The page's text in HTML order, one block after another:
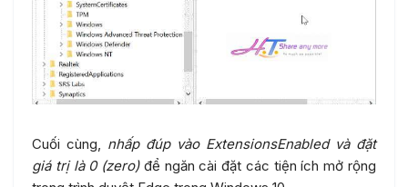
Cuối cùng, nhấp đúp vào ExtensionsEnabled và đặt
giá trị là 0 (zero)để ngăn cài đặt các tiện ích mở rộng